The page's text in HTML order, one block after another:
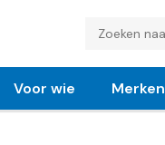
Voor wie Merken